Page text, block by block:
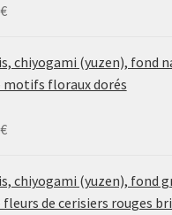
€Plage
prix :
6.50 €
19.00 €
chiyogami (yuzen), fond
motifs floraux dorés
€Plage
prix :
6.50 €
chiyogami (yuzen), fond
de cerisiers rouges